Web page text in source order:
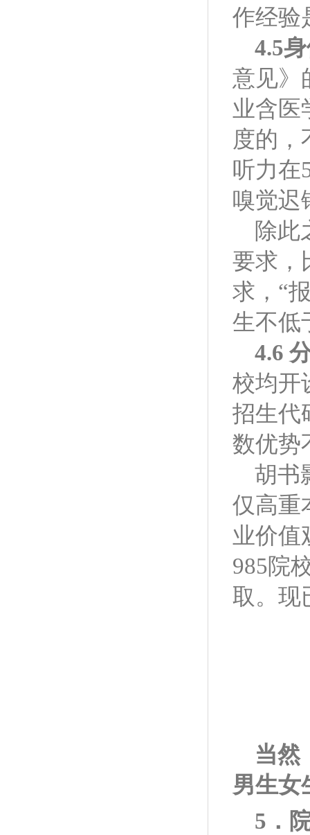
作经验
4.5
意见》
业含医
度的，
听力在
嗅觉迟
除此
要求，
求，“
生不低
4.6
校均开
招生代
数优势
胡书
仅高重
业价值
985院
取。现
当然
男生女
5 ．